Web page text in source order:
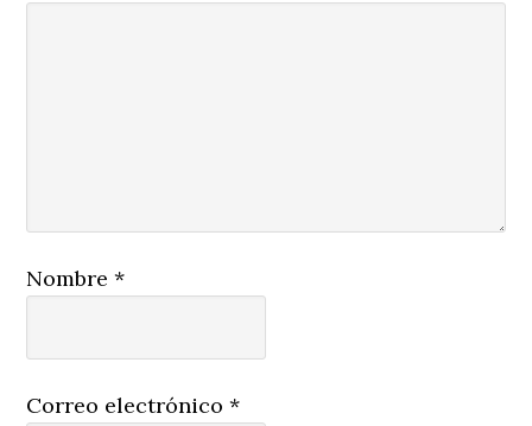
Nombre*
Correo electrónico*